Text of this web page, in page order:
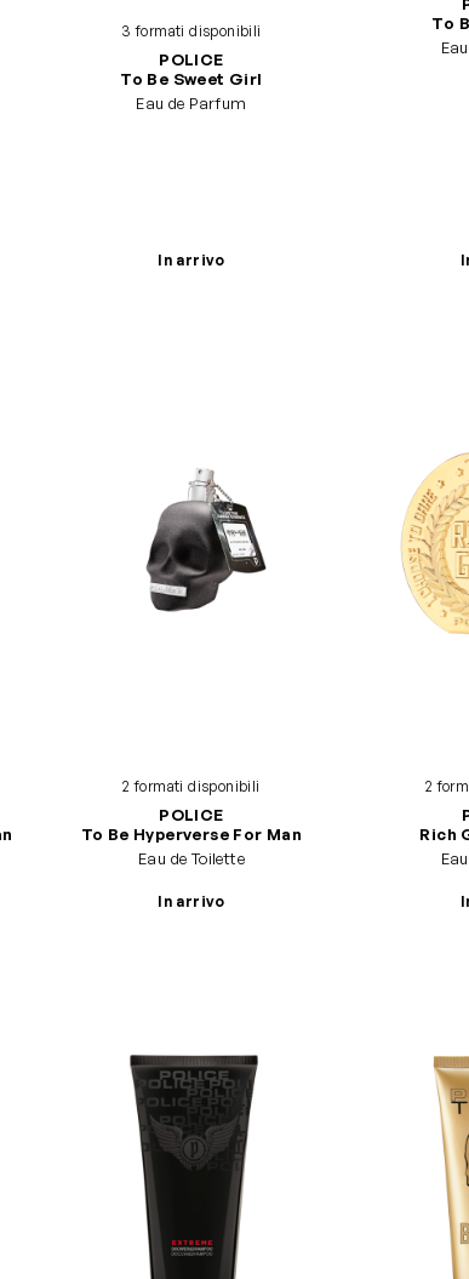
3 formati disponibili
POLICE
To Be Sweet Girl
Eau de Parfum
In arrivo
To
2 formati disponibili
POLICE
To Be Hyperverse For Man
Eau de Toilette
In arrivo
2
Rich